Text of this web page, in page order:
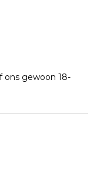
ons gewoon 18-